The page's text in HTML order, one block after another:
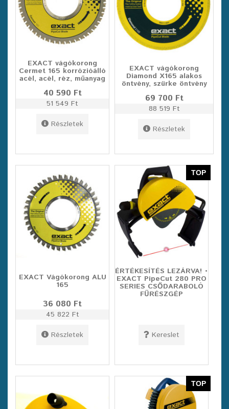
EXACT vágókorong
Cermet 165 korrózióálló
acél, acél, réz, műanyag
40 590 Ft
51 549 Ft
Részletek
EXACT vágókorong
Diamond X165 alakos
öntvény, szürke öntvény
69 700 Ft
88 519 Ft
Részletek
EXACT Vágókorong ALU
165
36 080 Ft
45 822 Ft
Részletek
TOP
ÉRTÉKESÍTÉS LEZÁRVA! •
EXACT PipeCut 280 PRO
SERIES CSŐDARABOLÓ
FŰRÉSZGÉP
Kereslet
TOP